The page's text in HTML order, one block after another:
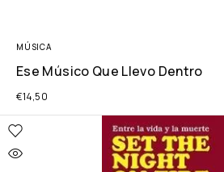
MÚSICA
Ese Músico Que Llevo Dentro
€14,50